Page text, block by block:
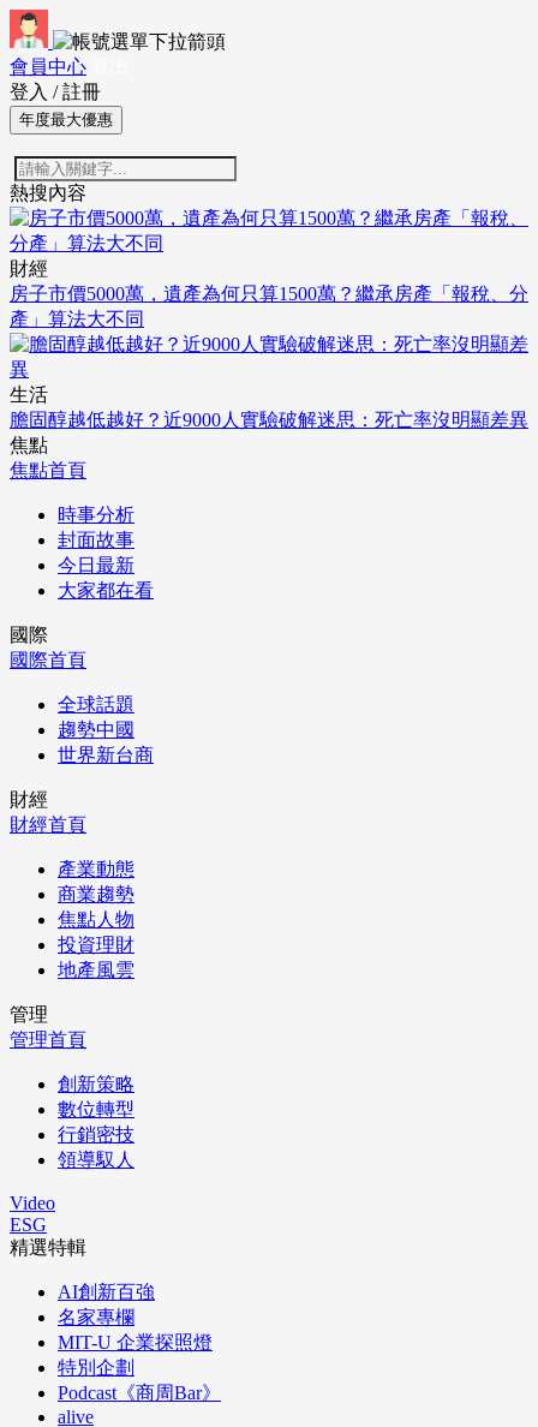
會員中心
登入 / 註冊
年度最大優惠
熱搜內容
財經
房子市價5000萬，遺產為何只算1500萬？繼承房產「報稅、分
產」算法大不同
生活
膽固醇越低越好？近9000人實驗破解迷思：死亡率沒明顯差異
焦點
焦點首頁
時事分析
封面故事
今日最新
大家都在看
國際
國際首頁
全球話題
趨勢中國
世界新台商
財經
財經首頁
產業動態
商業趨勢
焦點人物
投資理財
地產風雲
管理
管理首頁
創新策略
數位轉型
行銷密技
領導馭人
Video
ESG
精選特輯
AI創新百強
名家專欄
MIT-U 企業探照燈
特別企劃
Podcast《商周Bar》
alive